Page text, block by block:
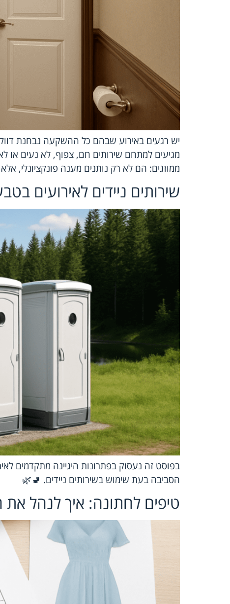
יש רגעים באירוע שבהם כל ההשקעה נבחנת
מגיעים למתחם שירותים חם, צפוף, לא נעים או
ממוזגים: הם לא רק נותנים מענה פונקציונלי,
שירותים ניידים לאירועים
בפוסט זה נעסוק בפתרונות היגיינה מתקדמים
הסביבה בעת שימוש בשירותים ניידים. 🚽🌿
טיפים לחתונה: איך לנהל את